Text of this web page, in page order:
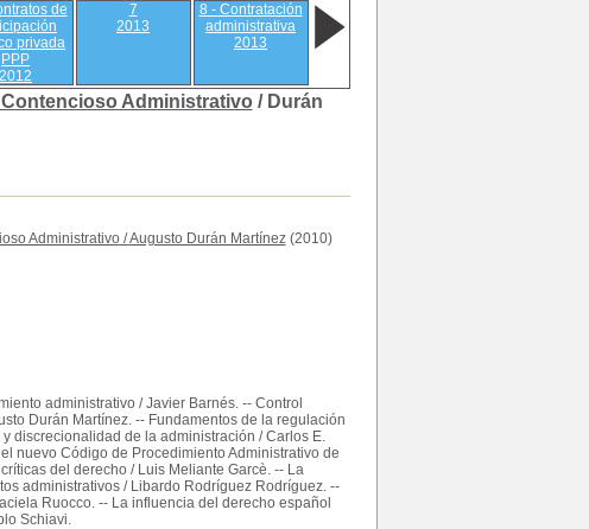
de
privada
PPP
2012
7
2013
8 - Contratación
administrativa
2013
Administrativo / Durán
Administrativo/Augusto Durán Martínez(2010)
administrativo / Javier Barnés. -- Control
Durán Martínez. -- Fundamentos de la regulación
discrecionalidad de la administración / Carlos E.
nuevo Código de Procedimiento Administrativo de
del derecho / Luis Meliante Garcè. -- La
administrativos / Libardo Rodríguez Rodríguez. --
Ruocco. -- La influencia del derecho español
Schiavi.